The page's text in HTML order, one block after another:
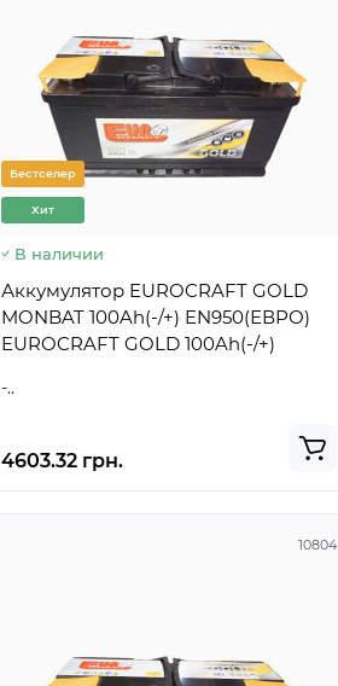
Бестселер
Хит
В наличии
Аккумулятор EUROCRAFT GOLD
MONBAT 100Ah(-/+) EN950(ЕВРО)
EUROCRAFT GOLD 100Ah(-/+)
-..
4603.32 грн.
10804